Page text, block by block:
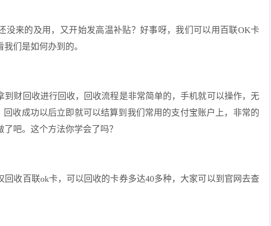
来的及用，又开始发高温补贴？好事呀，我们可以用百联OK卡
们是如何办到的。
财回收进行回收，回收流程是非常简单的，手机就可以操作，无
回收成功以后立即就可以结算到我们常用的支付宝账户上，非常的
吧。这个方法你学会了吗？
收百联ok卡，可以回收的卡券多达40多种，大家可以到官网去查